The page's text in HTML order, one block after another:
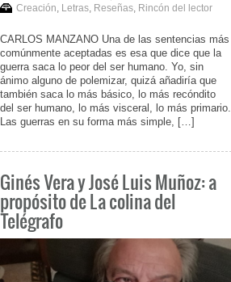
Creación, Letras, Reseñas, Rincón del lector
CARLOS MANZANO Una de las sentencias más
comúnmente aceptadas es esa que dice que la
guerra saca lo peor del ser humano. Yo, sin
ánimo alguno de polemizar, quizá añadiría que
también saca lo más básico, lo más recóndito
del ser humano, lo más visceral, lo más primario.
Las guerras en su forma más simple, […]
Ginés Vera y José Luis Muñoz: a
propósito de La colina del
Telégrafo